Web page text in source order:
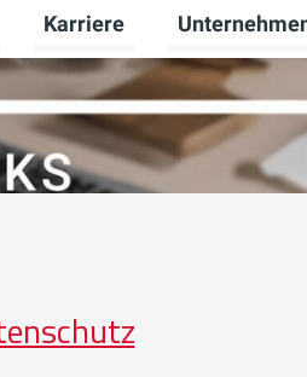
umschalten
Untermenü für
Karriere
Untermenü für